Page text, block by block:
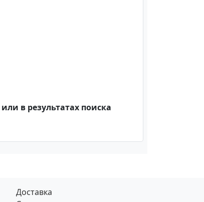
или в результатах поиска
Доставка